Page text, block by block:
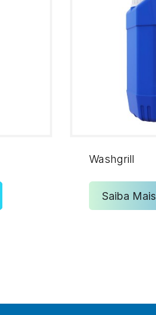
Washgrill
Saiba Mais